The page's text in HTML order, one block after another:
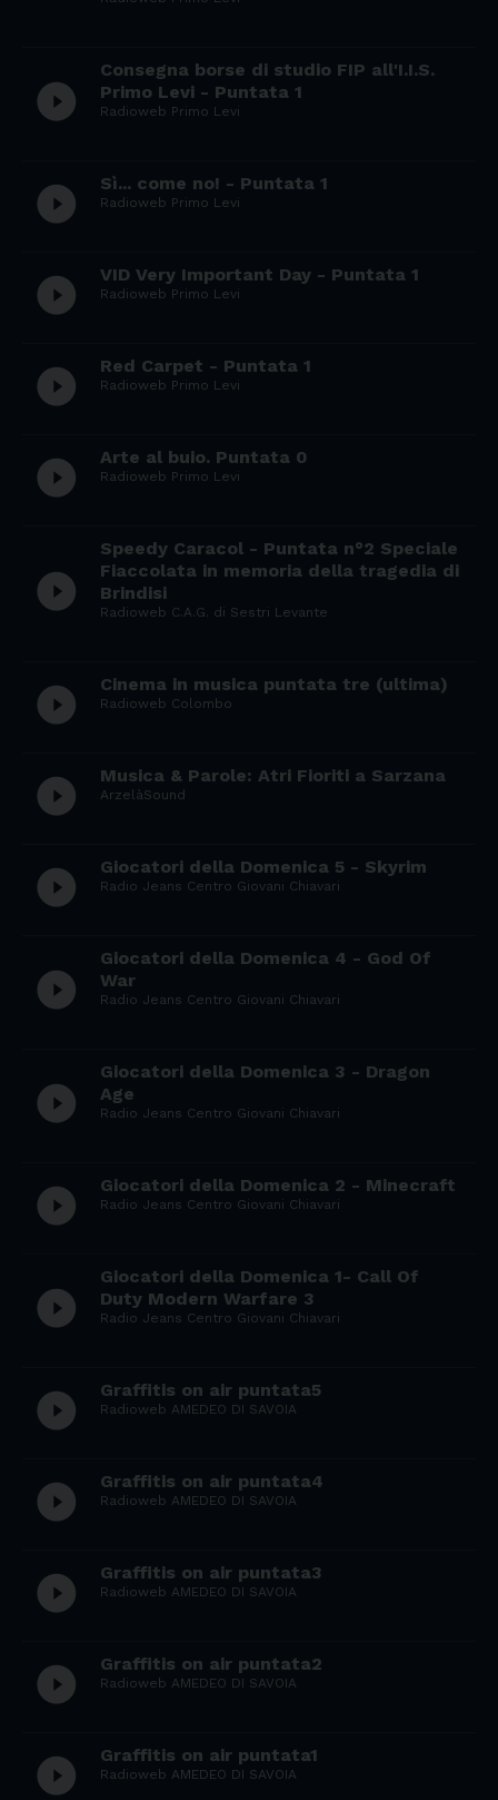
play_circle_filled
Consegna borse di studio FIP all'I.I.S.
Primo Levi - Puntata 1
Radioweb Primo Levi
play_circle_filled Sì... come no! - Puntata 1
Radioweb Primo Levi
play_circle_filled VID Very Important Day - Puntata 1
Radioweb Primo Levi
play_circle_filled Red Carpet - Puntata 1
Radioweb Primo Levi
play_circle_filled Arte al buio. Puntata 0
Radioweb Primo Levi
play_circle_filled
Speedy Caracol - Puntata n°2 Speciale
Fiaccolata in memoria della tragedia di
Brindisi
Radioweb C.A.G. di Sestri Levante
play_circle_filled Cinema in musica puntata tre (ultima)
Radioweb Colombo
play_circle_filled Musica & Parole: Atri Fioriti a Sarzana
ArzelàSound
play_circle_filled Giocatori della Domenica 5 - Skyrim
Radio Jeans Centro Giovani Chiavari
play_circle_filled
Giocatori della Domenica 4 - God Of
War
Radio Jeans Centro Giovani Chiavari
play_circle_filled
Giocatori della Domenica 3 - Dragon
Age
Radio Jeans Centro Giovani Chiavari
play_circle_filled Giocatori della Domenica 2 - Minecraft
Radio Jeans Centro Giovani Chiavari
play_circle_filled
Giocatori della Domenica 1- Call Of
Duty Modern Warfare 3
Radio Jeans Centro Giovani Chiavari
play_circle_filled Graffitis on air puntata5
Radioweb AMEDEO DI SAVOIA
play_circle_filled Graffitis on air puntata4
Radioweb AMEDEO DI SAVOIA
play_circle_filled Graffitis on air puntata3
Radioweb AMEDEO DI SAVOIA
play_circle_filled Graffitis on air puntata2
Radioweb AMEDEO DI SAVOIA
play_circle_filled Graffitis on air puntata1
Radioweb AMEDEO DI SAVOIA